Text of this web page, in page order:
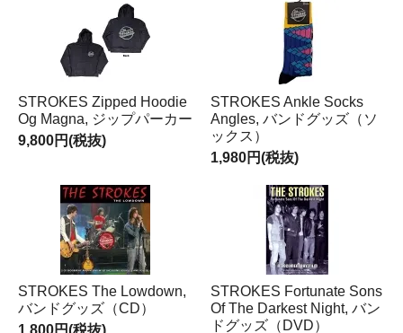
STROKES Zipped Hoodie
Og Magna, ジップパーカー
9,800円(税抜)
STROKES Ankle Socks
Angles, バンドグッズ（ソ
ックス）
1,980円(税抜)
STROKES The Lowdown,
バンドグッズ（CD）
STROKES Fortunate Sons
Of The Darkest Night, バン
ドグッズ（DVD）